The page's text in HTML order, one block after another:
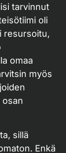
tarvinnut
oli
resursoitu,
omaa
myös
osan
sillä
Enkä